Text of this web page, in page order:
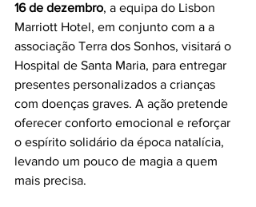
16 de dezembro, a equipa do Lisbon
Marriott Hotel, em conjunto com a a
associação Terra dos Sonhos, visitará o
Hospital de Santa Maria, para entregar
presentes personalizados a crianças
com doenças graves. A ação pretende
oferecer conforto emocional e reforçar
o espírito solidário da época natalícia,
levando um pouco de magia a quem
mais precisa.